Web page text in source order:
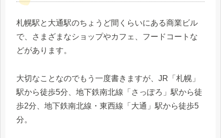
札幌駅と大通駅のちょうど間くらいにある商業ビル
で、さまざまなショップやカフェ、フードコートな
どがあります。
大切なことなのでもう一度書きますが、JR「札幌」
駅から徒歩5分、地下鉄南北線「さっぽろ」駅から徒
歩2分、地下鉄南北線・東西線「大通」駅から徒歩5
分。